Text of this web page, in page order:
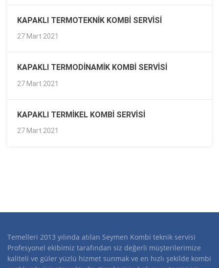
KAPAKLI TERMOTEKNIK KOMBI SERVISI
27 Mart 2021
KAPAKLI TERMODINAMIK KOMBI SERVISI
27 Mart 2021
KAPAKLI TERMIKEL KOMBI SERVISI
27 Mart 2021
Temelleri 2013 yılında atılan Seymen Kombi teknik servisi
Profesyonel ekibimiz tarafından siz değerli müşterilerimize
kaliteli ve güler yüzlü hizmet sunmak ve en hızlı şekilde kombi